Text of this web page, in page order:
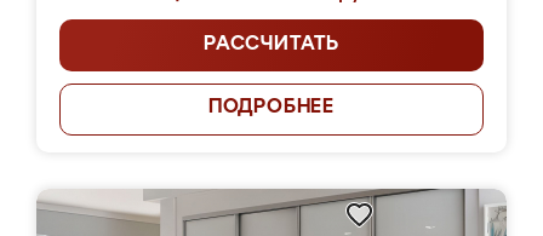
РАССЧИТАТЬ
ПОДРОБНЕЕ